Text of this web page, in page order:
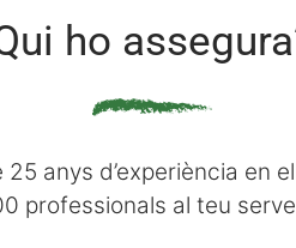
ho
anys d’experiència en
professionals al teu